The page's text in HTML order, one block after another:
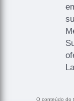
O conteúdo do